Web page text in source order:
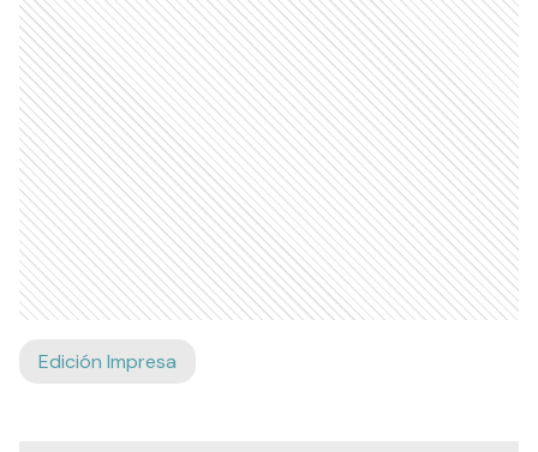
Edición Impresa